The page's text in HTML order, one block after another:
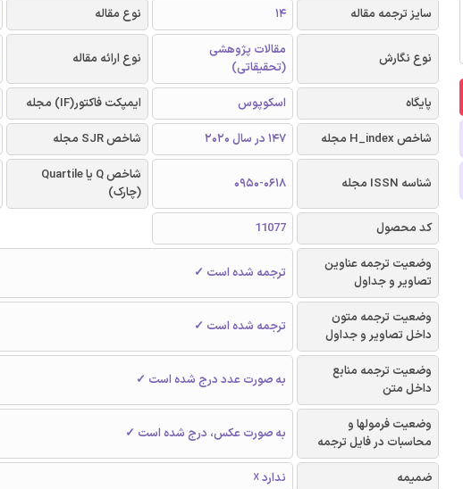
سایز ترجمه مقاله 14 نوع مقاله
نوع نگارش
مقالات پژوهشی
(تحقیقاتی)
نوع ارائه مقاله
پایگاه اسکوپوس ایمپکت فاکتور(IF) مجله
شاخص H_index مجله
147 در سال 2020 شاخص SJR مجله
شناسه ISSN مجله 0950-0618
شاخص Q یا Quartile
(چارک)
کد محصول
11077
وضعیت ترجمه عناوین
تصاویر و جداول
ترجمه شده است ✓
وضعیت ترجمه متون
داخل تصاویر و جداول
ترجمه شده است ✓
وضعیت ترجمه منابع
داخل متن
به صورت عدد درج شده است ✓
وضعیت فرمولها و
محاسبات در فایل ترجمه
به صورت عکس، درج شده است ✓
ضمیمه
ندارد ☓